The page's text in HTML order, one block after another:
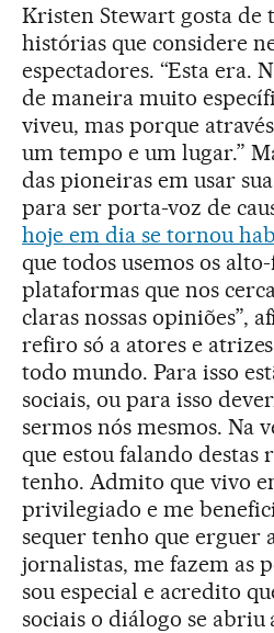
Kristen Stewart gosta de
histórias que considere
espectadores. “Esta era.
de maneira muito
viveu, mas porque
um tempo e um lugar.”
das pioneiras em usar
para ser porta-voz de
hoje em dia se tornou
que todos usemos os
plataformas que nos
claras nossas opiniões”,
refiro só a atores e
todo mundo. Para isso
sociais, ou para isso
sermos nós mesmos. Na
que estou falando destas
tenho. Admito que vivo
privilegiado e me
sequer tenho que erguer
jornalistas, me fazem as
sou especial e acredito
sociais o diálogo se abriu